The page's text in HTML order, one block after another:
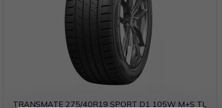
TRANSMATE 275/40R19 SPORT D1 105W M+S TL